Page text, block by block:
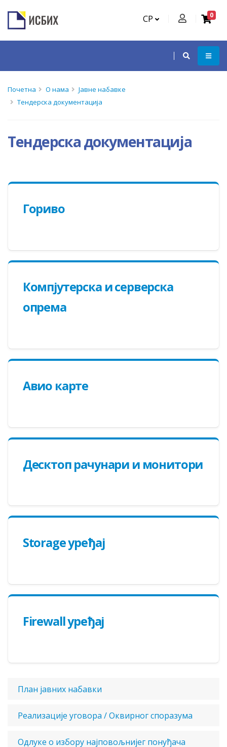
СР 0
Почетна О нама
Јавне набавке
Тендерска документација
Тендерска документација
Гориво
Компјутерска и серверска
опрема
Авио карте
Десктоп рачунари и монитори
Storage уређај
Firewall уређај
План јавних набавки
Реализације уговора / Оквирног споразума
Одлуке о избору најповољнијег понуђача